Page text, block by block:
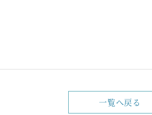
一覧へ戻る